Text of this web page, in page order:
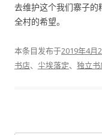
去维护这个我们寨子的
全村的希望。
本条目发布于2019年4月
书店、 尘埃落定、 独立书